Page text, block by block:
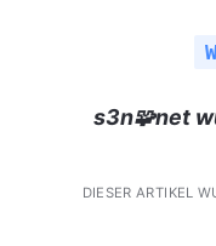
s3n🧩net
DIESER ARTIKEL